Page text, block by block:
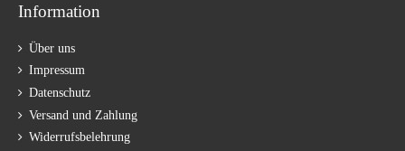
Information
Über uns
Impressum
Datenschutz
Versand und Zahlung
Widerrufsbelehrung